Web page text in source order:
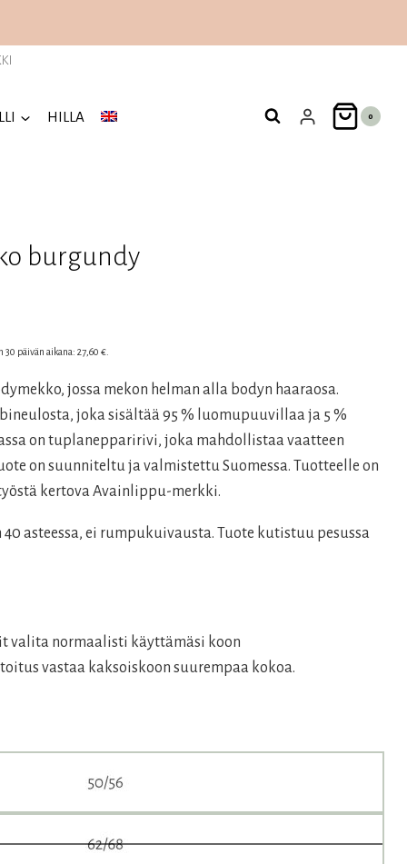
HILLA 0
burgundy
päivän aikana: 27,60 €
jossa mekon helman alla bodyn haaraosa.
joka sisältää 95 % luomupuuvillaa ja 5 %
on tuplanepparirivi, joka mahdollistaa vaatteen
on suunniteltu ja valmistettu Suomessa. Tuotteelle on
kertova Avainlippu-merkki.
40 asteessa, ei rumpukuivausta. Tuote kutistuu pesussa
valita normaalisti käyttämäsi koon
vastaa kaksoiskoon suurempaa kokoa.